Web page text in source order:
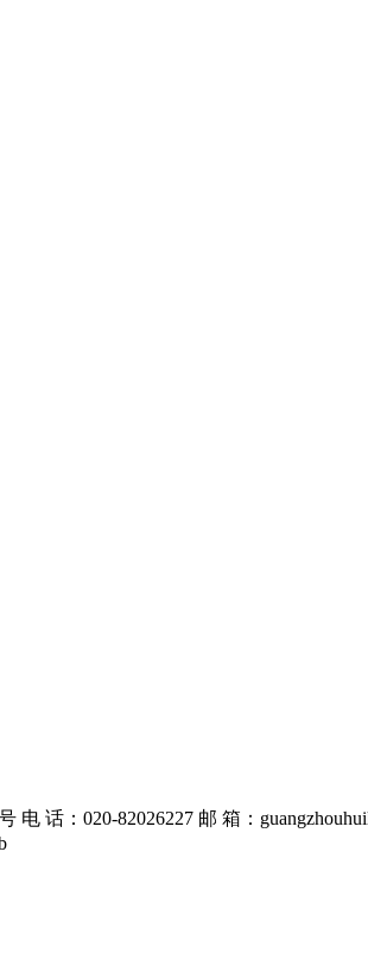
话：020-82026227 邮 箱：